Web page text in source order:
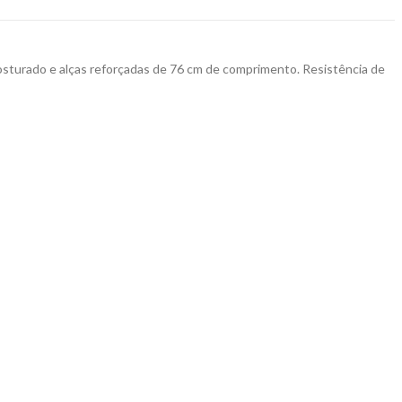
e alças reforçadas de 76 cm de comprimento. Resistência de